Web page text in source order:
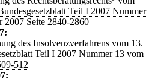
Teil I 2007 Nummer
2007 Seite 2840-2860
des Insolvenzverfahrens vom 13.
Teil I 2007 Nummer 13 vom
512